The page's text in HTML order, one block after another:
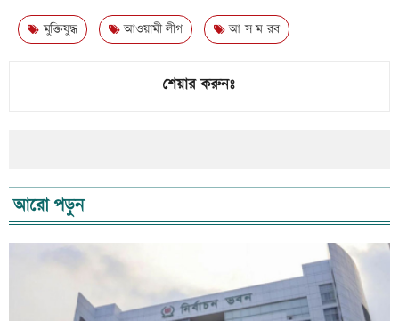
মুক্তিযুদ্ধ আওয়ামী লীগ আ স ম রব
শেয়ার করুনঃ
আরো পড়ুন